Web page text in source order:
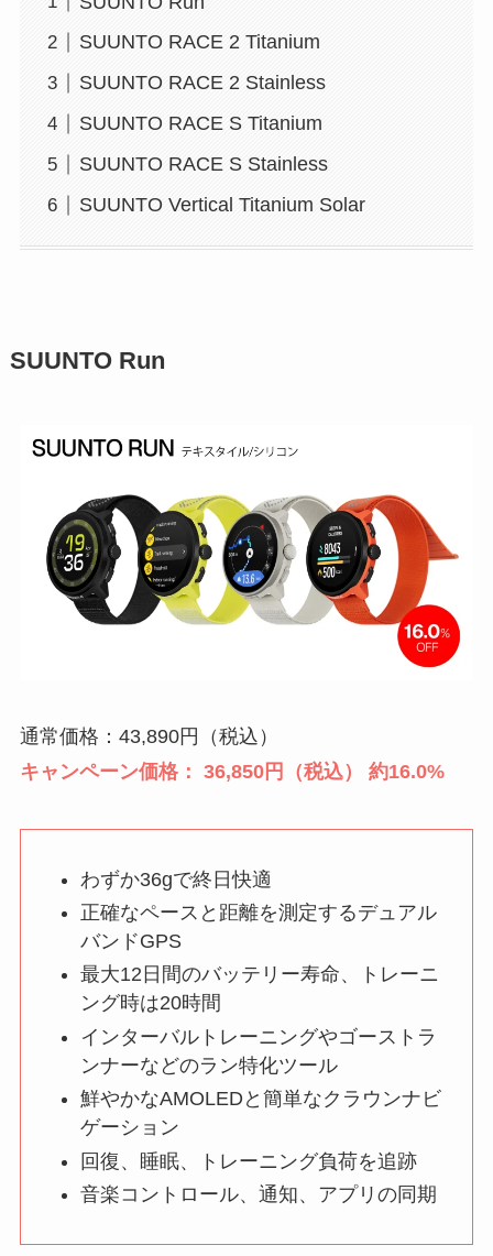
SUUNTO RACE 2 Titanium
SUUNTO RACE 2 Stainless
SUUNTO RACE S Titanium
SUUNTO RACE S Stainless
SUUNTO Vertical Titanium Solar
SUUNTO Run
通常価格：43,890円（税込）
キャンペーン価格： 36,850円（税込） 約16.0%
わずか36gで終日快適
正確なペースと距離を測定するデュアル
バンドGPS
最大12日間のバッテリー寿命、トレーニ
ング時は20時間
インターバルトレーニングやゴーストラ
ンナーなどのラン特化ツール
鮮やかなAMOLEDと簡単なクラウンナビ
ゲーション
回復、睡眠、トレーニング負荷を追跡
音楽コントロール、通知、アプリの同期